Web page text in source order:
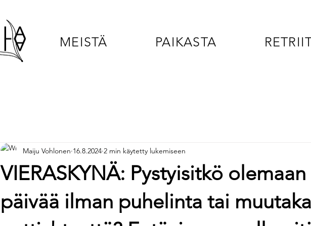
MEISTÄ PAIKASTA
VIERASKYNÄ: Pystyisitkö olemaan
päivää ilman puhelinta tai
Maiju Vohlonen 16.8.2024 2 min käytetty lukemiseen